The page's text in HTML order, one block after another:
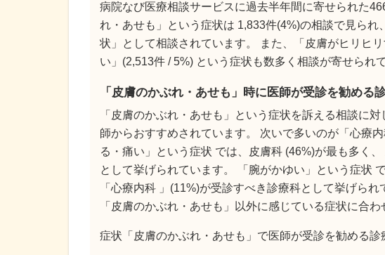
病院なび医療相談サービスに過去半年間に寄せられた
れ・あせも」という症状は 1,833件(4%)の相談で見ら
状」として相談されています。 また、「皮膚がヒリヒ
い」(2,513件 / 5%) という症状も数多く相談が寄せられ
「皮膚のかぶれ・あせも」時に医師が受診を勧める
「皮膚のかぶれ・あせも」という症状を訴える相談に
師からおすすめされています。 次いで多いのが「心療
る・痛い」という症状 では、皮膚科 (46%)が最も多く
として挙げられています。 「腕がかゆい」という症状
「心療内科 」(11%)が受診すべき診療科として挙げられ
「皮膚のかぶれ・あせも」以外に感じている症状に合
症状「皮膚のかぶれ・あせも」で医師が受診を勧める診